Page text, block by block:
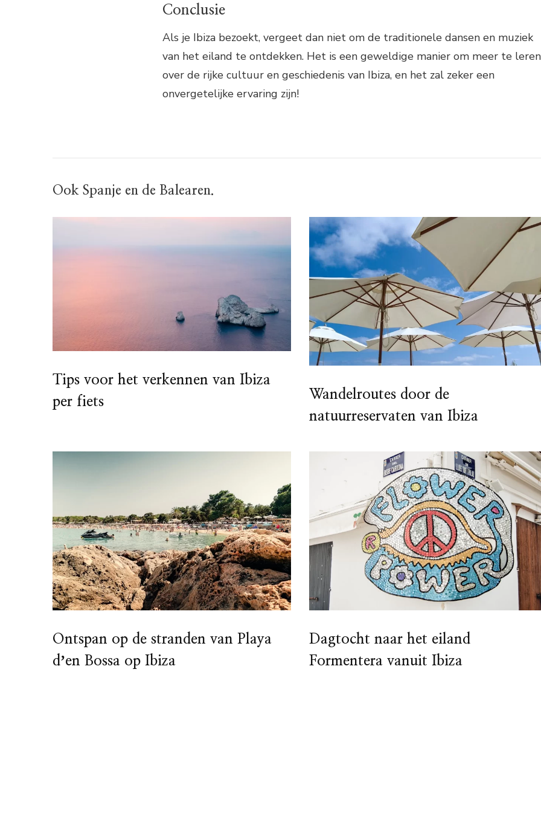
Conclusie
Als je Ibiza bezoekt, vergeet dan niet om de traditionele dansen en muziek
van het eiland te ontdekken. Het is een geweldige manier om meer te leren
over de rijke cultuur en geschiedenis van Ibiza, en het zal zeker een
onvergetelijke ervaring zijn!
Ook Spanje en de Balearen.
Tips voor het verkennen van Ibiza
per fiets
Wandelroutes door de
natuurreservaten van Ibiza
Ontspan op de stranden van Playa
dʼen Bossa op Ibiza
Dagtocht naar het eiland
Formentera vanuit Ibiza